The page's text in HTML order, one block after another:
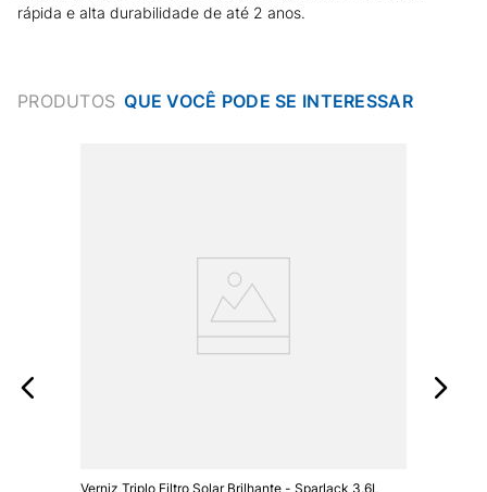
rápida e alta durabilidade de até 2 anos.
PRODUTOS
Verniz Triplo Filtro Solar Brilhante - Sparlack 3,6L